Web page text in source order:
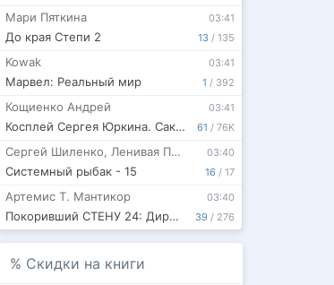
13 / 135
03:41
Мари Пяткина
До края Степи 2
1 / 392
03:41
Kowak
Марвел: Реальный мир
61 / 76K
03:41
Кощиенко Андрей
Косплей Сергея Юркина. Сакура-ян. (Часть вторая)
16 / 17
03:40
Сергей Шиленко, Ленивая Панда
Системный рыбак - 15
39 / 276
03:40
Артемис Т. Мантикор
Покоривший СТЕНУ 24: Директива Свободы
% Скидки на книги